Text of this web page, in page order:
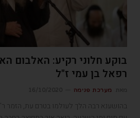
בוקע חלוני רקיע: האלבום
רפאל בן עמי ז"ל
מערכת פנימה
בהושענא רבה הלך לעולמו בטרם עת, הזמר ר'